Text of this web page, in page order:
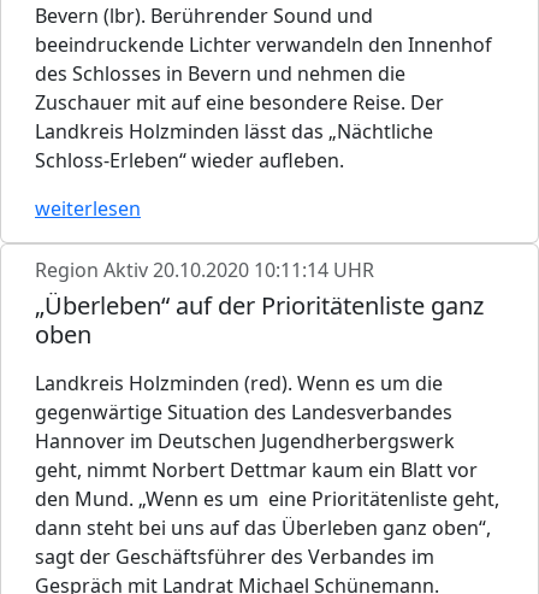
Bevern (lbr). Berührender Sound und
beeindruckende Lichter verwandeln den Innenhof
des Schlosses in Bevern und nehmen die
Zuschauer mit auf eine besondere Reise. Der
Landkreis Holzminden lässt das „Nächtliche
Schloss-Erleben“ wieder aufleben.
weiterlesen
Region Aktiv20.10.2020 10:11:14 UHR
„Überleben“ auf der Prioritätenliste ganz
oben
Landkreis Holzminden (red). Wenn es um die
gegenwärtige Situation des Landesverbandes
Hannover im Deutschen Jugendherbergswerk
geht, nimmt Norbert Dettmar kaum ein Blatt vor
den Mund. „Wenn es um eine Prioritätenliste geht,
dann steht bei uns auf das Überleben ganz oben“,
sagt der Geschäftsführer des Verbandes im
Gespräch mit Landrat Michael Schünemann.